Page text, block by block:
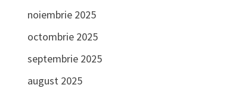
noiembrie 2025
octombrie 2025
septembrie 2025
august 2025